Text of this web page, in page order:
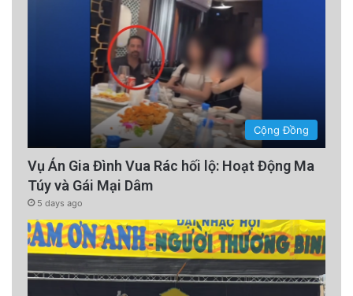
Cộng Đồng
Vụ Án Gia Đình Vua Rác hối lộ: Hoạt Động Ma
Túy và Gái Mại Dâm
5 days ago